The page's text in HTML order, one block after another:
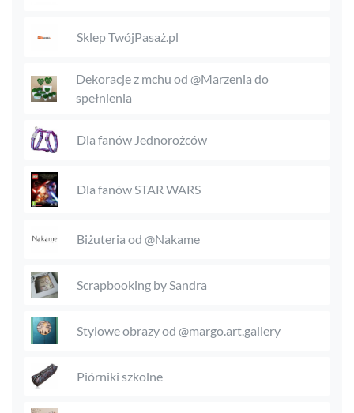
Sklep TwójPasaż.pl
Dekoracje z mchu od @Marzenia do
spełnienia
Dla fanów Jednorożców
Dla fanów STAR WARS
Biżuteria od @Nakame
Scrapbooking by Sandra
Stylowe obrazy od @margo.art.gallery
Piórniki szkolne